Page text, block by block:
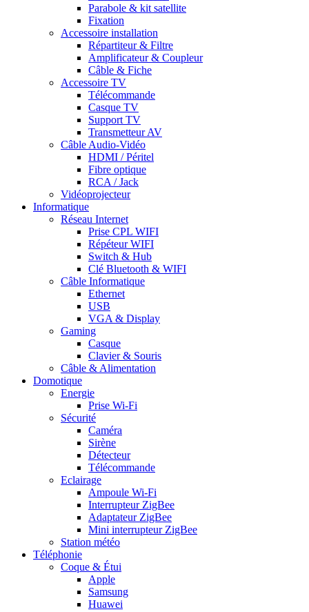
Parabole & kit satellite
Fixation
Accessoire installation
Répartiteur & Filtre
Amplificateur & Coupleur
Câble & Fiche
Accessoire TV
Télécommande
Casque TV
Support TV
Transmetteur AV
Câble Audio-Vidéo
HDMI / Péritel
Fibre optique
RCA / Jack
Vidéoprojecteur
Informatique
Réseau Internet
Prise CPL WIFI
Répéteur WIFI
Switch & Hub
Clé Bluetooth & WIFI
Câble Informatique
Ethernet
USB
VGA & Display
Gaming
Casque
Clavier & Souris
Câble & Alimentation
Domotique
Energie
Prise Wi-Fi
Sécurité
Caméra
Sirène
Détecteur
Télécommande
Eclairage
Ampoule Wi-Fi
Interrupteur ZigBee
Adaptateur ZigBee
Mini interrupteur ZigBee
Station météo
Téléphonie
Coque & Étui
Apple
Samsung
Huawei